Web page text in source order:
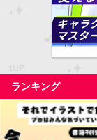
ランキング